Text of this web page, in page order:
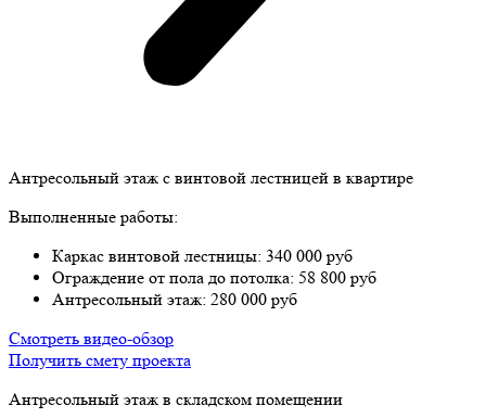
Антресольный этаж с винтовой лестницей в квартире
Выполненные работы:
Каркас винтовой лестницы: 340 000 руб
Ограждение от пола до потолка: 58 800 руб
Антресольный этаж: 280 000 руб
Смотреть видео-обзор
Получить смету проекта
Антресольный этаж в складском помещении